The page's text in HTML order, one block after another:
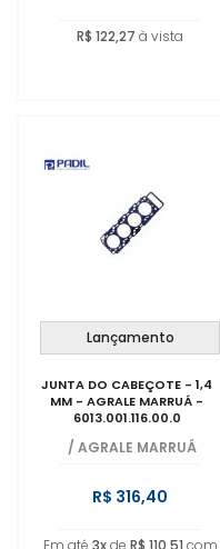
R$ 122,27 à vista
Lançamento
JUNTA DO CABEÇOTE - 1,4
MM - AGRALE MARRUÁ -
6013.001.116.00.0
/ AGRALE MARRUÁ
R$ 316,40
Em até 3xde R$ 110,51 com